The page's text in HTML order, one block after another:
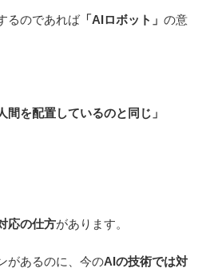
るのであれば「AIロボット」 の意
間を配置しているのと同じ」
応の仕方があります。
があるのに、今のAIの技術では対